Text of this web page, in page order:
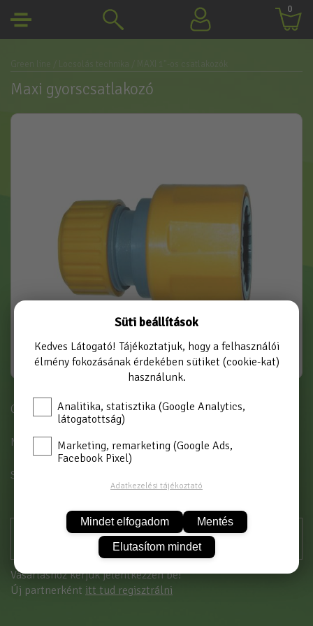
0
Maxi gyorscsatlakozó
Cikkszám: 4457
MÉRET 1"
SZÍN
Vásárláshoz kérjük jelentkezzen be!
Új partnerként itt tud regisztrálni
Süti beállítások
Kedves Látogató! Tájékoztatjuk, hogy a felhasználói
élmény fokozásának érdekében sütiket (cookie-kat)
használunk.
Analitika, statisztika (Google Analytics,
látogatottság)
Marketing, remarketing (Google Ads,
Facebook Pixel)
Adatkezelési tájékoztató
Mindet elfogadom Mentés
Elutasítom mindet